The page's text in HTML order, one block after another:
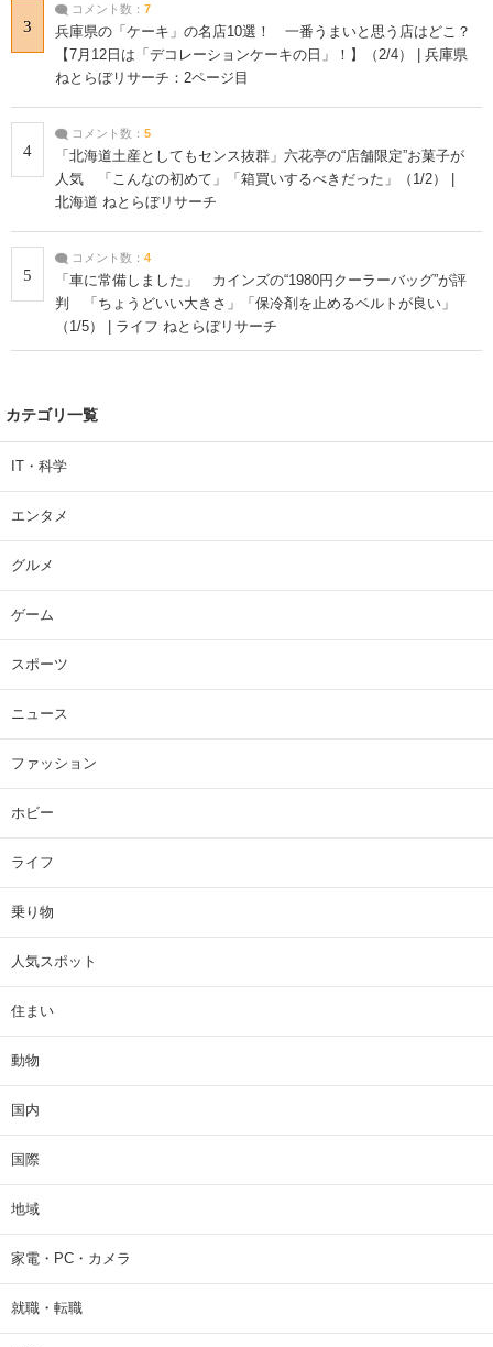
3
コメント数： 7
兵庫県の「ケーキ」の名店10選！ 一番うまいと思う店はどこ？
【7月12日は「デコレーションケーキの日」！】（2/4） | 兵庫県
ねとらぼリサーチ：2ページ目
4
コメント数： 5
「北海道土産としてもセンス抜群」六花亭の“店舗限定”お菓子が
人気 「こんなの初めて」「箱買いするべきだった」（1/2） |
北海道 ねとらぼリサーチ
5
コメント数： 4
「車に常備しました」 カインズの“1980円クーラーバッグ”が評
判 「ちょうどいい大きさ」「保冷剤を止めるベルトが良い」
（1/5） | ライフ ねとらぼリサーチ
カテゴリ一覧
IT・科学
エンタメ
グルメ
ゲーム
スポーツ
ニュース
ファッション
ホビー
ライフ
乗り物
人気スポット
住まい
動物
国内
国際
地域
家電・PC・カメラ
就職・転職